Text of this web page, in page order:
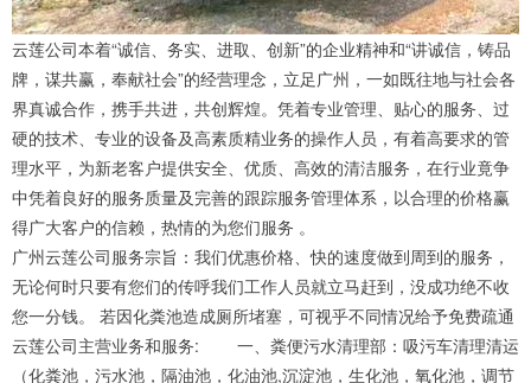
云莲公司本着“诚信、务实、进取、创新”的企业精神和“讲诚信，铸品
牌，谋共赢，奉献社会”的经营理念，立足广州，一如既往地与社会各
界真诚合作，携手共进，共创辉煌。凭着专业管理、贴心的服务、过
硬的技术、专业的设备及高素质精业务的操作人员，有着高要求的管
理水平，为新老客户提供安全、优质、高效的清洁服务，在行业竟争
中凭着良好的服务质量及完善的跟踪服务管理体系，以合理的价格赢
得广大客户的信赖，热情的为您们服务 。
广州云莲公司服务宗旨：我们优惠价格、快的速度做到周到的服务，
无论何时只要有您们的传呼我们工作人员就立马赶到，没成功绝不收
您一分钱。 若因化粪池造成厕所堵塞，可视乎不同情况给予免费疏通
云莲公司主营业务和服务: 一、粪便污水清理部：吸污车清理清运
（化粪池，污水池，隔油池，化油池,沉淀池，生化池，氧化池，调节